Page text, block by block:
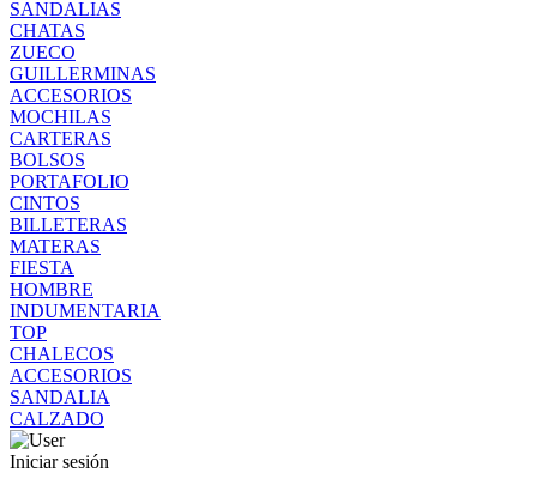
SANDALIAS
CHATAS
ZUECO
GUILLERMINAS
ACCESORIOS
MOCHILAS
CARTERAS
BOLSOS
PORTAFOLIO
CINTOS
BILLETERAS
MATERAS
FIESTA
HOMBRE
INDUMENTARIA
TOP
CHALECOS
ACCESORIOS
SANDALIA
CALZADO
Iniciar sesión